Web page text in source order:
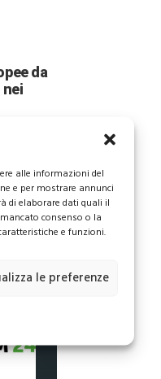
alle informazioni del
e per mostrare annunci
di elaborare dati quali il
consenso o la
e funzioni.
le preferenze
da